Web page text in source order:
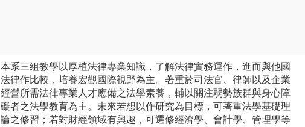
本系三組教學以厚植法律專業知識，了解法律實務運作，進而與他國
法律作比較，培養宏觀國際視野為主。著重於司法官、律師以及企業
經營所需法律專業人才應備之法學素養，輔以關注弱勢族群與身心障
礙者之法學教育為主。未來若想以作研究為目標，可著重法學基礎理
論之修習；若對財經領域有興趣，可選修經濟學、會計學、管理學等